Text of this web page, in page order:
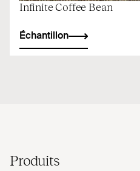
Infinite Coffee Bean
Échantillon
Produits